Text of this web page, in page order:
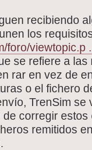
recibiendo
los
foro/viewtopic.p
se refiere a
rar en vez de
o el fichero
TrenSim
corregir
remitidos